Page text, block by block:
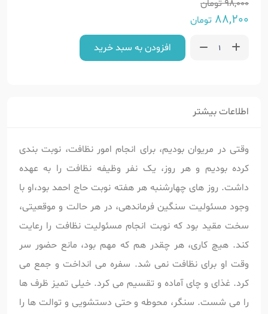
98,000تومان
88,200 تومان
افزودن به سبد خرید
اطلاعات بیشتر
وقتی در مریوان بودیم، برای انجام امور نظافت، نوبت بندی
کرده بودیم و هر روز، یک نفر وظیفه نظافت را به عهده
داشت. روز های چهارشنبه هر هفته نوبت حاج احمد بود،او با
وجود مسئولیت سنگین فرماندهی، در هر حالت و موقعیتی،
سخت مقید بود که نوبت انجام مسئولیت نظافت را رعایت
کند. هیچ کاری، هر چقدر هم که مهم بود، مانع حضور سر
وقت او برای نظافت نمی شد. سفره می انداخت و جمع می
کرد. غذای و چای آماده و تقسیم می کرد. خیلی تمیز ظرف ها
را می شست. سنگر، محوطه و حتی دستشویی و توالت ها را